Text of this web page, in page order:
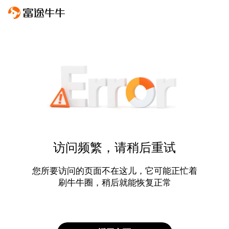
访问频繁，请稍后重试
您所要访问的页面不在这儿，它可能正忙着
刷牛牛圈，稍后就能恢复正常